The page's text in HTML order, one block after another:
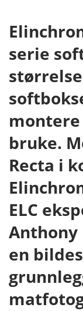
serie
montere
bruke.
Recta i
ELC
Anthony
en